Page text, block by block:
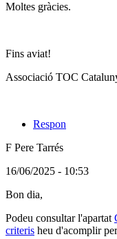
Moltes gràcies.
Fins aviat!
Associació TOC
Respon
F Pere Tarrés
(Usuari
16/06/2025 - 10:53
Comentari
resposta
al
Bon dia,
Podeu consultar l'apartat
criteris heu d'acomplir